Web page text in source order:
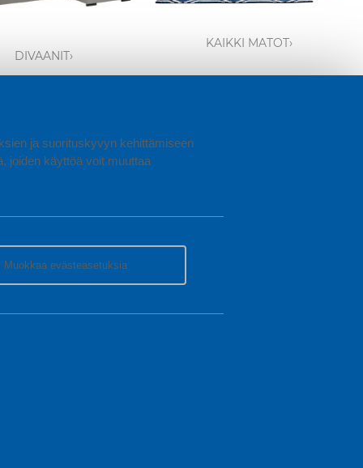
ja suorituskyvyn kehittämiseen
joiden käyttöä voit muuttaa
Muokkaa evästeasetuksia
DIVAANIT›
KAIKKI MATOT›